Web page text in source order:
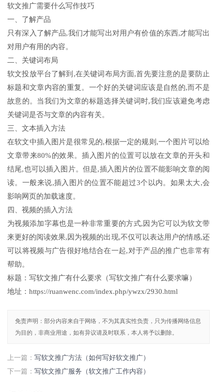
软文推广需要什么写作技巧
一、了解产品
只有深入了解产品,我们才能写出对用户有价值的东西,才能写出
对用户有用的内容。
二、关键词布局
软文投放平台了解到,在关键词布局方面,首先要注意的是要防止
标题和文章内容的重复。一个好的关键词应该是自然的,而不是
故意的。当我们为文章的标题选择关键词时,我们应该避免考虑
关键词是否与文章的内容有关。
三、文本插入方法
在软文中插入图片是很常见的,根据一定的规则,一个图片可以给
文章带来80%的效果。插入图片的位置可以放在文章的开头和
结尾,也可以插入图片。但是,插入图片的位置不能影响文章的阅
读。一般来说,插入图片的位置不能超过3个以内。如果太大,会
影响网页的加载速度。
四、视频的插入方法
为视频添加字幕也是一种非常重要的方式,因为它可以为软文带
来更好的阅读效果,因为视频的出现,不仅可以表达用户的情感,还
可以将视频与广告很好地结合在一起,对于产品的推广也非常有
帮助。
标题：写软文推广有什么要求（写软文推广有什么要求嘛）
地址：https://ruanwenc.com/index.php/ywzx/2930.html
免责声明：部分内容来自于网络，不为其真实性负责，只为传播网络信息
为目的，非商业用途，如有异议请及时联系，本人将予以删除。
上一篇： 写软文推广方法（如何写好软文推广）
下一篇： 写软文推广服务（软文推广工作内容）